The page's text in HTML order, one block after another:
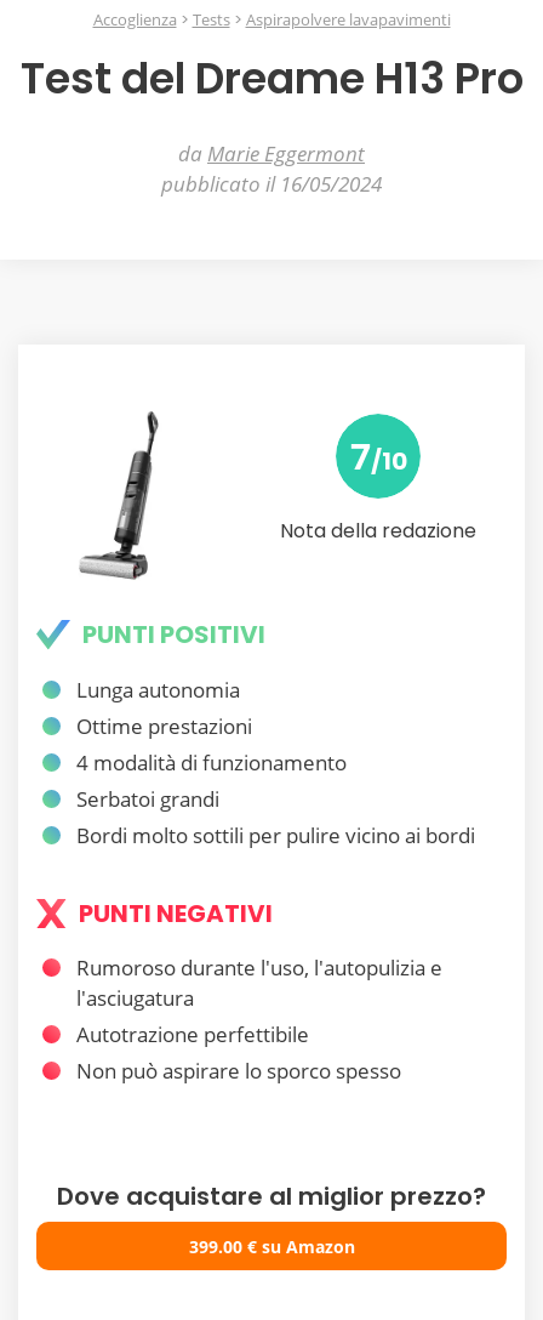
Accoglienza Tests Aspirapolvere lavapavimenti
Test del Dreame H13 Pro
da Marie Eggermont
pubblicato il 16/05/2024
7/10
Nota della redazione
Dove acquistare al miglior prezzo?
399.00 € su Amazon
PUNTI POSITIVI
Lunga autonomia
Ottime prestazioni
4 modalità di funzionamento
Serbatoi grandi
Bordi molto sottili per pulire vicino ai bordi
PUNTI NEGATIVI
Rumoroso durante l'uso, l'autopulizia e
l'asciugatura
Autotrazione perfettibile
Non può aspirare lo sporco spesso